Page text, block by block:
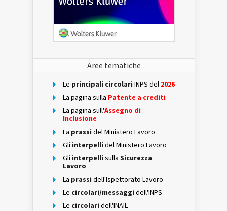
Aree tematiche
Le principali circolari INPS del 2026
La pagina sulla Patente a crediti
La pagina sull'Assegno di
Inclusione
La prassi del Ministero Lavoro
Gli interpelli del Ministero Lavoro
Gli interpelli sulla Sicurezza
Lavoro
La prassi dell'Ispettorato Lavoro
Le circolari/messaggi dell'INPS
Le circolari dell'INAIL